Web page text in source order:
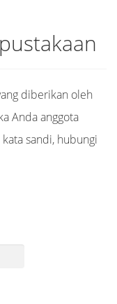
diberikan oleh
Anda anggota
sandi, hubungi